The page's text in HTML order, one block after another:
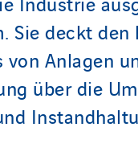
Sie deckt
von Anlagen
über die